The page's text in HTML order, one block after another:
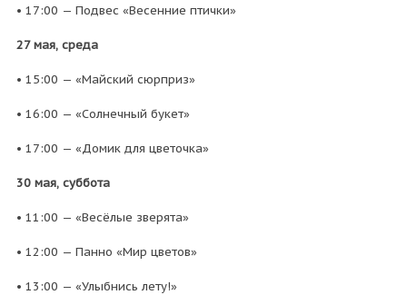
• 17:00 — Подвес «Весенние птички»
27 мая, среда
• 15:00 — «Майский сюрприз»
• 16:00 — «Солнечный букет»
• 17:00 — «Домик для цветочка»
30 мая, суббота
• 11:00 — «Весёлые зверята»
• 12:00 — Панно «Мир цветов»
• 13:00 — «Улыбнись лету!»